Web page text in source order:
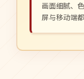
画面细腻、
屏与移动端